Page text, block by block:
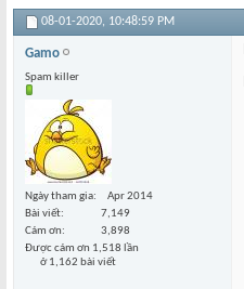
08-01-2020, 10:48:59 PM
Gamo
Spam killer
Ngày tham gia
Apr 2014
Bài viết
7,149
Cám ơn
3,898
Được cám ơn 1,518 lần
ở 1,162 bài viết